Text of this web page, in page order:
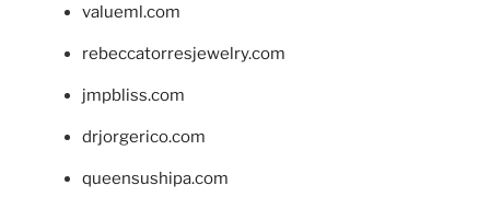
valueml.com
rebeccatorresjewelry.com
jmpbliss.com
drjorgerico.com
queensushipa.com